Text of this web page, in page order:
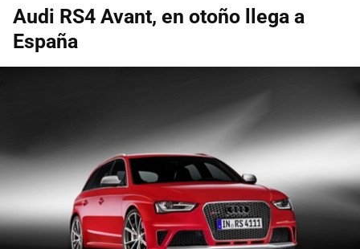
Audi RS4 Avant, en otoño llega a
España